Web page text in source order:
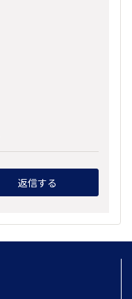
返信する